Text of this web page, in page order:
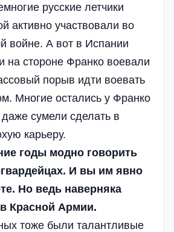
русские летчики
активно участвовали во
войне. А вот в Испании
на стороне Франко воевали
порыв идти воевать
Многие остались у Франко
сумели сделать в
карьеру.
годы модно говорить
И вы им явно
Но ведь наверняка
Красной Армии.
тоже были талантливые